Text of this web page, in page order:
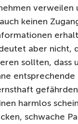
verweilen
keinen
aber nicht,
sollten, dass
entsprechende
harmlos
schwache